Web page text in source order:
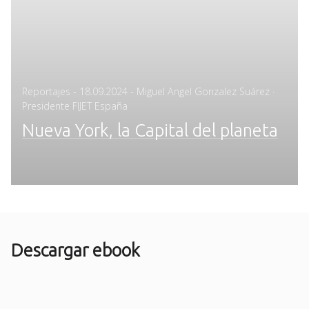
Reportajes - Posted
on
18.09.2024 - Miguel Angel Gonzalez Suárez ·
Presidente FIJET España
Nueva York, la Capital del planeta
Descargar ebook